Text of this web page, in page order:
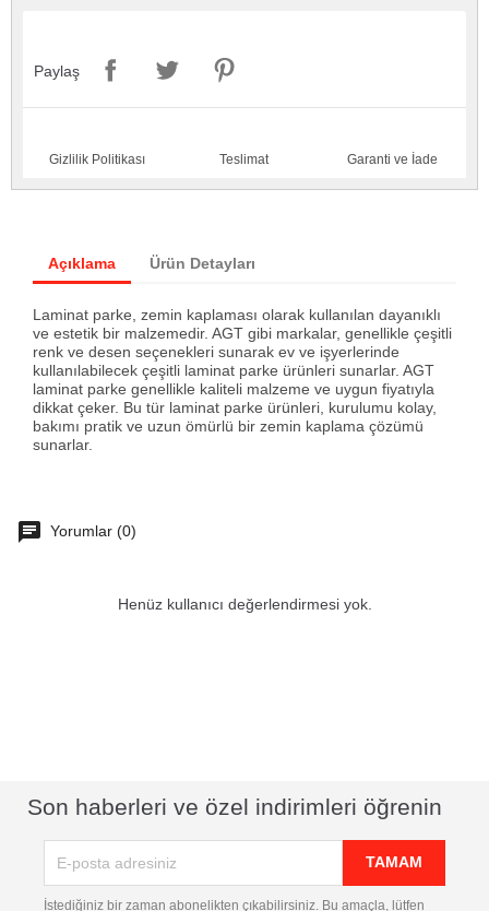
Paylaş
Gizlilik Politikası Teslimat Garanti ve İade
Açıklama Ürün Detayları
Laminat parke, zemin kaplaması olarak kullanılan dayanıklı
ve estetik bir malzemedir. AGT gibi markalar, genellikle çeşitli
renk ve desen seçenekleri sunarak ev ve işyerlerinde
kullanılabilecek çeşitli laminat parke ürünleri sunarlar. AGT
laminat parke genellikle kaliteli malzeme ve uygun fiyatıyla
dikkat çeker. Bu tür laminat parke ürünleri, kurulumu kolay,
bakımı pratik ve uzun ömürlü bir zemin kaplama çözümü
sunarlar.
Yorumlar (0)
Henüz kullanıcı değerlendirmesi yok.
Son haberleri ve özel indirimleri öğrenin
İstediğiniz bir zaman abonelikten çıkabilirsiniz. Bu amaçla, lütfen